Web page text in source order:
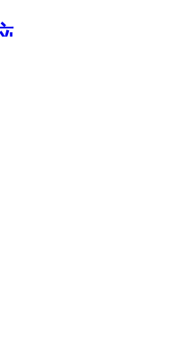
印机
/扫描